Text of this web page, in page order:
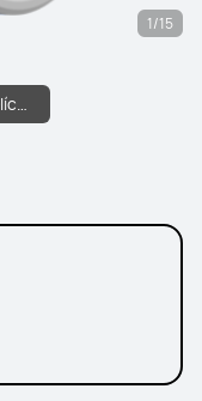
Película
1/15